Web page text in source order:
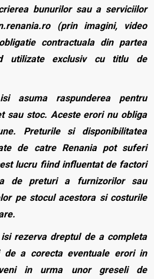
bunurilor sau a serviciilor
(prin imagini, video
contractuala din partea
utilizate exclusiv cu titlu de
asuma raspunderea pentru
sau stoc. Aceste erori nu obliga
Preturile si disponibilitatea
de catre Renania pot suferi
lucru fiind influentat de factori
de preturi a furnizorilor sau
pe stocul acestora si costurile
rezerva dreptul de a completa
de a corecta eventuale erori in
in urma unor greseli de